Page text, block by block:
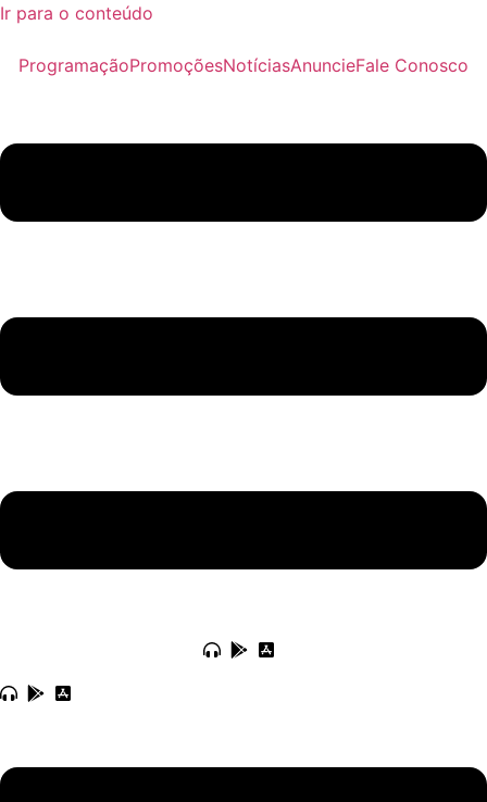
Ir para o conteúdo
ProgramaçãoPromoçõesNotíciasAnuncieFale Conosco